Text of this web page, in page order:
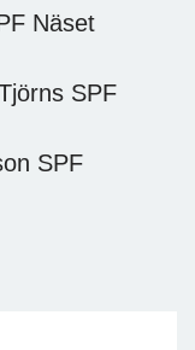
Näset
SPF
SPF